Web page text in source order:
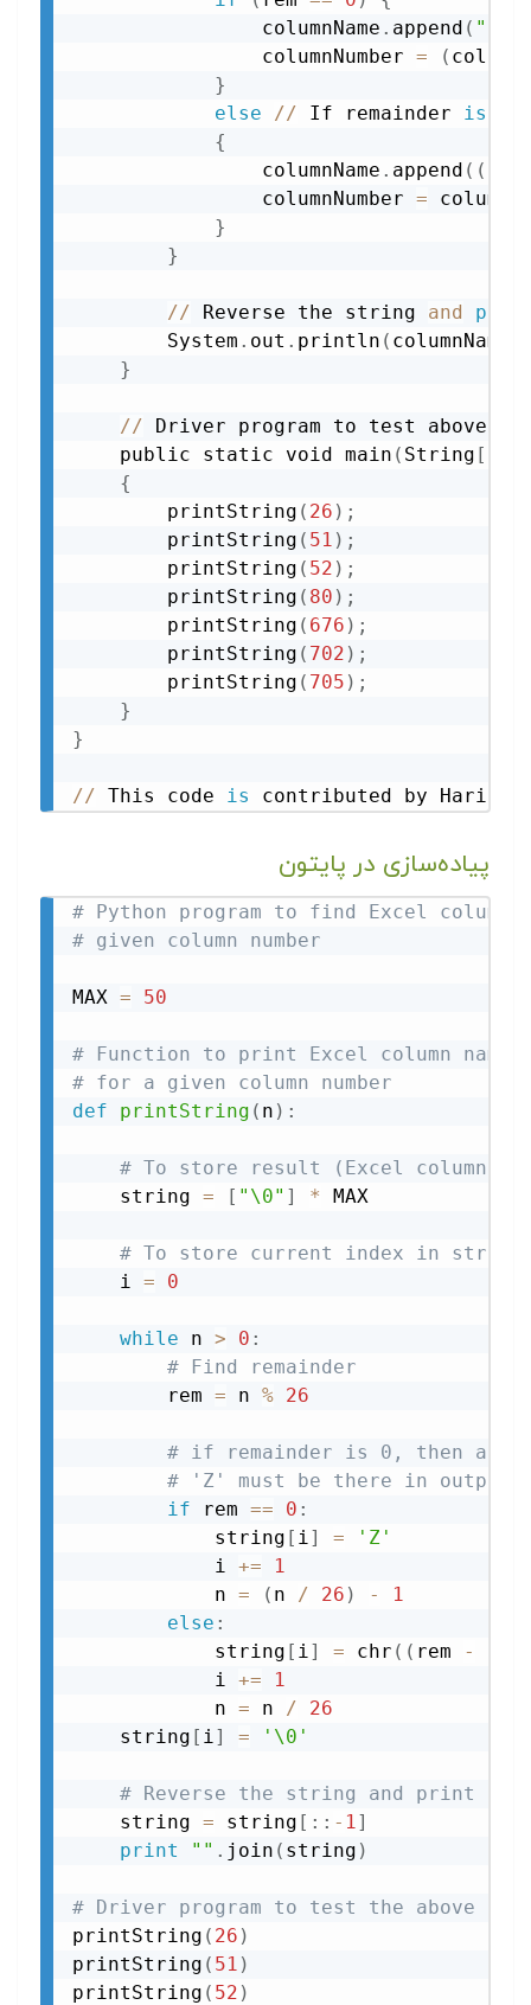
                columnName
. append ( "Z"
                columnNumber
= (
}
else
// If remainder is
{
                columnName
. append ( (
                columnNumber
=
}
}
// Reverse the string and
        System
. out . println ( columnName
}
// Driver program to test above
    public static void main
( String [
{
        printString
( 26 ) ;
        printString
( 51 ) ;
        printString
( 52 ) ;
        printString
( 80 ) ;
        printString
( 676 ) ;
        printString
( 702 ) ;
        printString
( 705 ) ;
}
}
// This code is contributed by
پیاده‌سازی در پایتون
# Python program to find Excel column
# given column number
MAX = 50
# Function to print Excel column name
# for a given column number
def
printString ( n ) :
# To store result (Excel column
    string
= [ "\0" ] * MAX
# To store current index in str
    i
= 0
while n > 0 :
# Find remainder
        rem
= n % 26
# if remainder is 0, then a
# 'Z' must be there in output
if rem == 0 :
            string
[ i] =
'Z'
            i
+=
1
            n
= ( n / 26 ) -
1
else :
            string
[ i] = chr ( ( rem -
            i
+=
1
            n
= n /
26
    string
[ i] = '\0'
# Reverse the string and print
    string
= string [ : : - 1]
print
"" . join ( string )
# Driver program to test the above
printString ( 26 )
printString ( 51 )
printString ( 52 )